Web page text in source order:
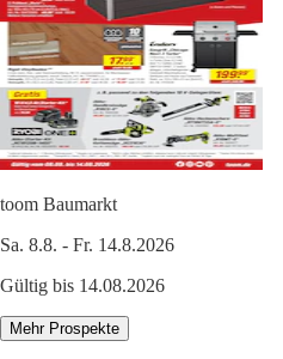
toom Baumarkt
Sa. 8.8. - Fr. 14.8.2026
Gültig bis 14.08.2026
Mehr Prospekte